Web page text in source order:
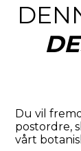
Du vil
postordre,
vårt